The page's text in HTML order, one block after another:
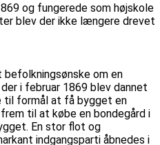
og fungerede som højskole
blev der ikke længere drevet
om en
i februar 1869 blev dannet
til formål at få bygget en
til at købe en bondegård i
En stor flot og
indgangsparti åbnedes i